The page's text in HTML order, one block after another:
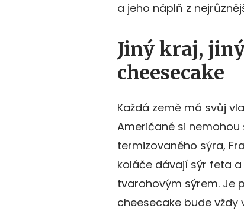
a jeho náplň z
Jiný kraj,
cheesecake
Každá země má svůj
Američané si
termizovaného sýra,
koláče dávají sýr feta
tvarohovým sýrem. Je
cheesecake bude vždy